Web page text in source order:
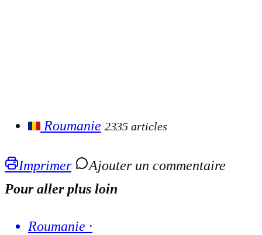
Roumanie 2335 articles
Imprimer
Ajouter un commentaire
Pour aller plus loin
Roumanie ·